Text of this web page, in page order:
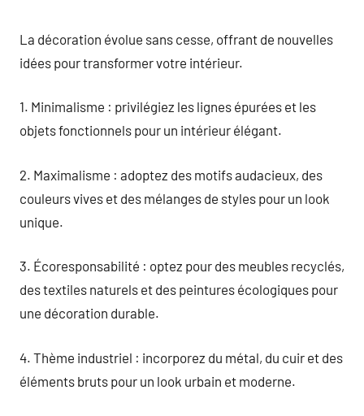
La décoration évolue sans cesse, offrant de nouvelles
idées pour transformer votre intérieur.
1. Minimalisme : privilégiez les lignes épurées et les
objets fonctionnels pour un intérieur élégant.
2. Maximalisme : adoptez des motifs audacieux, des
couleurs vives et des mélanges de styles pour un look
unique.
3. Écoresponsabilité : optez pour des meubles recyclés,
des textiles naturels et des peintures écologiques pour
une décoration durable.
4. Thème industriel : incorporez du métal, du cuir et des
éléments bruts pour un look urbain et moderne.